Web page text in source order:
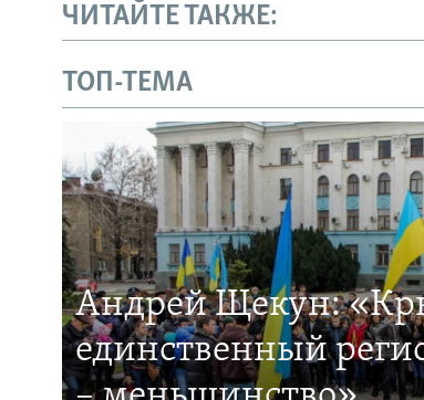
ЧИТАЙТЕ ТАКЖЕ:
ТОП-ТЕМА
Андрей Щекун:
единственный